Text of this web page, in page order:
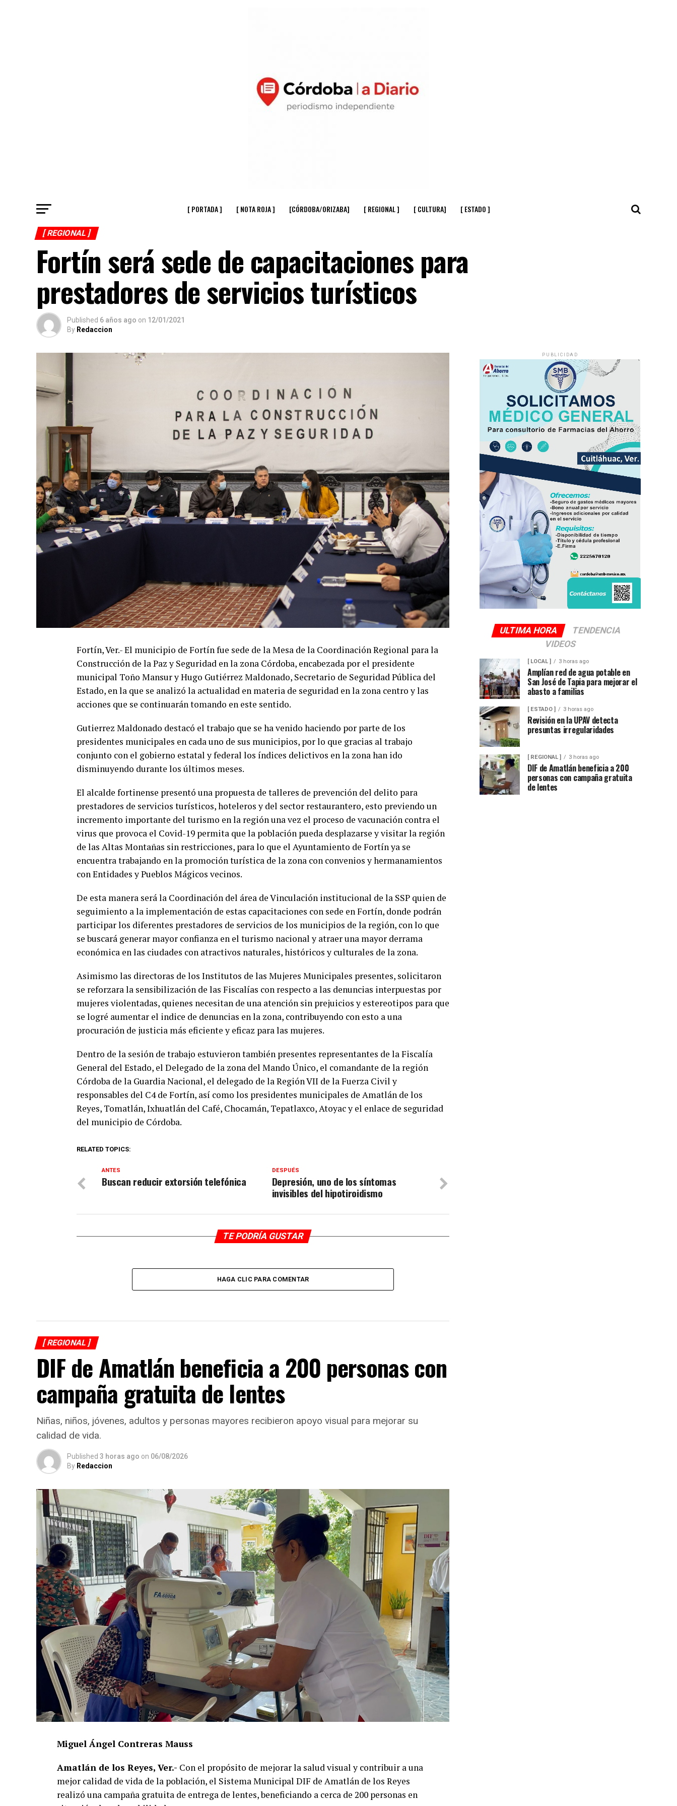
[ PORTADA ] [ NOTA ROJA ] [CÓRDOBA/ORIZABA] [ REGIONAL ] [ CULTURA] [ ESTADO ]
[ REGIONAL ]
Fortín será sede de capacitaciones para
prestadores de servicios turísticos
Published 6 años ago on 12/01/2021
By Redaccion
Fortín, Ver.- El municipio de Fortín fue sede de la Mesa de la Coordinación Regional para la
Construcción de la Paz y Seguridad en la zona Córdoba, encabezada por el presidente
municipal Toño Mansur y Hugo Gutiérrez Maldonado, Secretario de Seguridad Pública del
Estado, en la que se analizó la actualidad en materia de seguridad en la zona centro y las
acciones que se continuarán tomando en este sentido.
Gutierrez Maldonado destacó el trabajo que se ha venido haciendo por parte de los
presidentes municipales en cada uno de sus municipios, por lo que gracias al trabajo
conjunto con el gobierno estatal y federal los índices delictivos en la zona han ido
disminuyendo durante los últimos meses.
El alcalde fortinense presentó una propuesta de talleres de prevención del delito para
prestadores de servicios turísticos, hoteleros y del sector restaurantero, esto previendo un
incremento importante del turismo en la región una vez el proceso de vacunación contra el
virus que provoca el Covid-19 permita que la población pueda desplazarse y visitar la región
de las Altas Montañas sin restricciones, para lo que el Ayuntamiento de Fortín ya se
encuentra trabajando en la promoción turística de la zona con convenios y hermanamientos
con Entidades y Pueblos Mágicos vecinos.
De esta manera será la Coordinación del área de Vinculación institucional de la SSP quien de
seguimiento a la implementación de estas capacitaciones con sede en Fortín, donde podrán
participar los diferentes prestadores de servicios de los municipios de la región, con lo que
se buscará generar mayor confianza en el turismo nacional y atraer una mayor derrama
económica en las ciudades con atractivos naturales, históricos y culturales de la zona.
Asimismo las directoras de los Institutos de las Mujeres Municipales presentes, solicitaron
se reforzara la sensibilización de las Fiscalías con respecto a las denuncias interpuestas por
mujeres violentadas, quienes necesitan de una atención sin prejuicios y estereotipos para que
se logré aumentar el indice de denuncias en la zona, contribuyendo con esto a una
procuración de justicia más eficiente y eficaz para las mujeres.
Dentro de la sesión de trabajo estuvieron también presentes representantes de la Fiscalía
General del Estado, el Delegado de la zona del Mando Único, el comandante de la región
Córdoba de la Guardia Nacional, el delegado de la Región VII de la Fuerza Civil y
responsables del C4 de Fortín, así como los presidentes municipales de Amatlán de los
Reyes, Tomatlán, Ixhuatlán del Café, Chocamán, Tepatlaxco, Atoyac y el enlace de seguridad
del municipio de Córdoba.
RELATED TOPICS:
DESPUÉS
Depresión, uno de los síntomas
invisibles del hipotiroidismo
ANTES
Buscan reducir extorsión telefónica
TE PODRÍA GUSTAR
HAGA CLIC PARA COMENTAR
[ REGIONAL ]
DIF de Amatlán beneficia a 200 personas con
campaña gratuita de lentes
Niñas, niños, jóvenes, adultos y personas mayores recibieron apoyo visual para mejorar su
calidad de vida.
Published 3 horas ago on 06/08/2026
By Redaccion
Miguel Ángel Contreras Mauss
Amatlán de los Reyes, Ver.- Con el propósito de mejorar la salud visual y contribuir a una
mejor calidad de vida de la población, el Sistema Municipal DIF de Amatlán de los Reyes
realizó una campaña gratuita de entrega de lentes, beneficiando a cerca de 200 personas en
PUBLICIDAD
ULTIMA HORA
TENDENCIA
VIDEOS
[ LOCAL ] 3 horas ago
Amplían red de agua potable en
San José de Tapia para mejorar el
abasto a familias
[ ESTADO ] 3 horas ago
Revisión en la UPAV detecta
presuntas irregularidades
[ REGIONAL ] 3 horas ago
DIF de Amatlán beneficia a 200
personas con campaña gratuita
de lentes